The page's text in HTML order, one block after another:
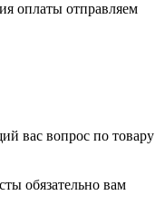
оплаты отправляем
вас вопрос по товару
обязательно вам